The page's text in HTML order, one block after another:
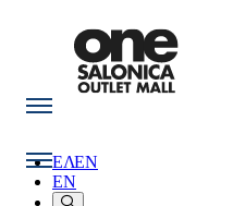
EN
ΕΛ
EN